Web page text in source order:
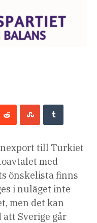
till Turkiet
med
önskelista finns
i nuläget inte
men det kan
att Sverige går